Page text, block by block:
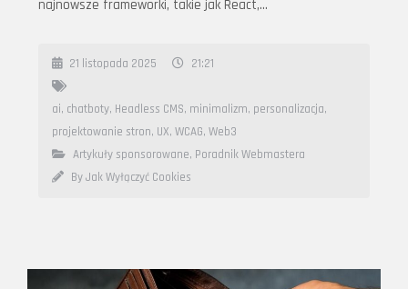
najnowsze frameworki, takie jak React,…
21 listopada 2025 21:21
ai, chatboty, Headless CMS, minimalizm, personalizacja,
projektowanie stron, UX, WCAG, Web3
Artykuły sponsorowane, Poradnik Webmastera
By Jak Wyłączyć Cookies